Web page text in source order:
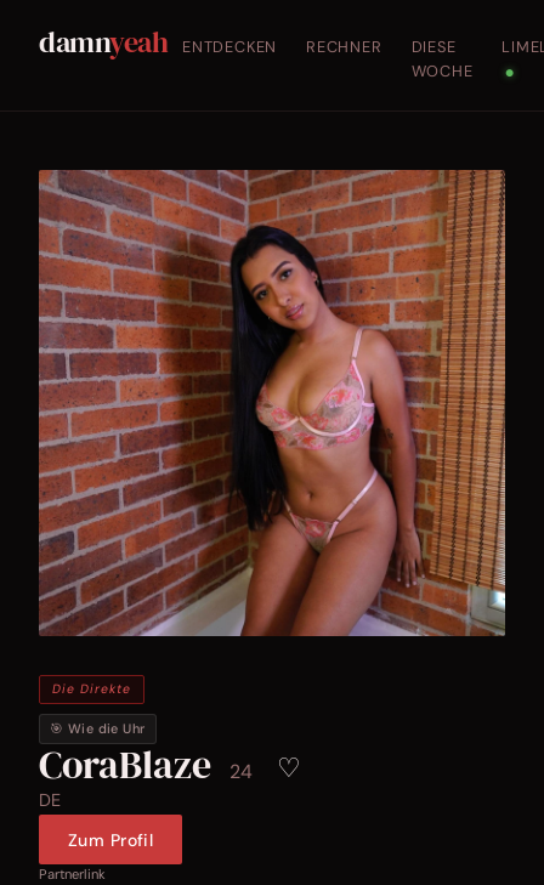
damnyeah ENTDECKEN RECHNER
DIESE
WOCHE
●
Die Direkte
🎯 Wie die Uhr
CoraBlaze 24 ♡
DE
Zum Profil
Partnerlink